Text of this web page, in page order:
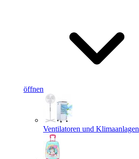
öffnen
Ventilatoren und Klimaanlagen